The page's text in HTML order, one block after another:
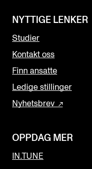
NYTTIGE LENKER
Studier
Kontakt oss
Finn ansatte
Ledige stillinger
Nyhetsbrev
OPPDAG MER
IN.TUNE